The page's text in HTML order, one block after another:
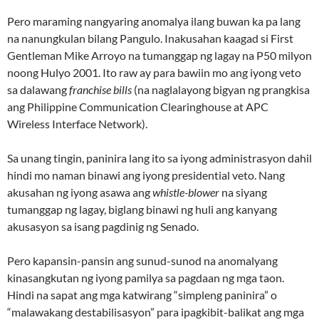
Pero maraming nangyaring anomalya ilang buwan ka pa lang
na nanungkulan bilang Pangulo. Inakusahan kaagad si First
Gentleman Mike Arroyo na tumanggap ng lagay na P50 milyon
noong Hulyo 2001. Ito raw ay para bawiin mo ang iyong veto
sa dalawangfranchise bills (na naglalayong bigyan ng prangkisa
ang Philippine Communication Clearinghouse at APC
Wireless Interface Network).
Sa unang tingin, paninira lang ito sa iyong administrasyon dahil
hindi mo naman binawi ang iyong presidential veto. Nang
akusahan ng iyong asawa angwhistle-blower na siyang
tumanggap ng lagay, biglang binawi ng huli ang kanyang
akusasyon sa isang pagdinig ng Senado.
Pero kapansin-pansin ang sunud-sunod na anomalyang
kinasangkutan ng iyong pamilya sa pagdaan ng mga taon.
Hindi na sapat ang mga katwirang “simpleng paninira” o
“malawakang destabilisasyon” para ipagkibit-balikat ang mga